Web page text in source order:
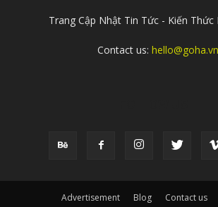
Trang Cập Nhật Tin Tức - Kiến Thức
Contact us: hello@goha.vn
Advertisement Blog Contact us